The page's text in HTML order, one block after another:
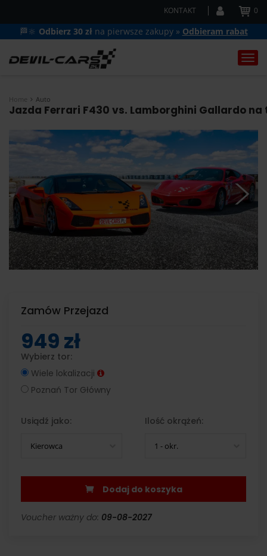
KONTAKT 0
🏁🔆 Odbierz 30 zł na pierwsze zakupy » Odbieram rabat
Home Auto
Jazda Ferrari F430 vs. Lamborghini Gallardo
Zamów Przejazd
949 zł
Wybierz tor:
Wiele lokalizacji
Poznań Tor Główny
Usiądź jako:
Kierowca
Ilość okrążeń:
1 - okr.
Dodaj do koszyka
Voucher ważny do: 09-08-2027